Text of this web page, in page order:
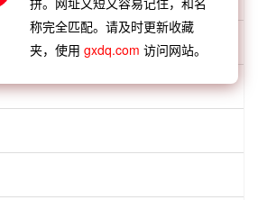
称完全匹配。请及时更新收藏
夹，使用gxdq.com 访问网站。